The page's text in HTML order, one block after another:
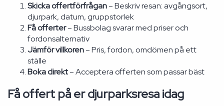
Skicka offertförfrågan– Beskriv resan: avgångsort,
djurpark, datum, gruppstorlek
Få offerter– Bussbolag svarar med priser och
fordonsalternativ
Jämför villkoren– Pris, fordon, omdömen på ett
ställe
Boka direkt– Acceptera offerten som passar bäst
Få offert på er djurparksresa idag